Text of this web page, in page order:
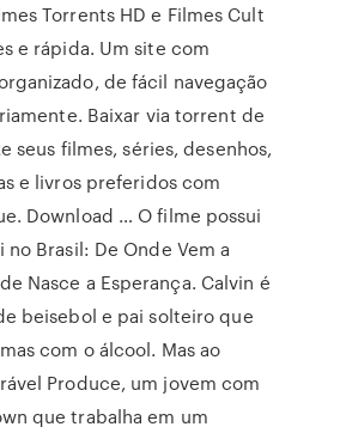
Torrents HD e Filmes Cult
e rápida. Um site com
de fácil navegação
Baixar via torrent de
seus filmes, séries, desenhos,
e livros preferidos com
Download … O filme possui
Brasil: De Onde Vem a
Nasce a Esperança. Calvin é
beisebol e pai solteiro que
com o álcool. Mas ao
Produce, um jovem com
que trabalha em um